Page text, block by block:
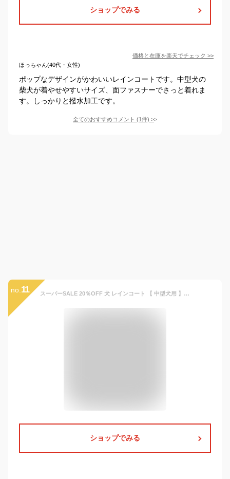
ショップでみる
価格と在庫を楽天でチェック >>
ほっちゃん(40代・女性)
ポップなデザインがかわいいレインコートです。中型犬の
柴犬が着やせやすいサイズ、面ファスナーでさっと着れま
す。しっかりと撥水加工です。
全てのおすすめコメント (1件) >
no. 11 スーパーSALE 20％OFF 犬 レインコート 【 中型犬用 】ポンチョ 裏地メッシュ 花粉をよせつけない特殊生地 簡単着用 柴犬 リード通し穴付き オリジナル 柴笑顔 カッパ 雨具 赤 青 撥水 着せやすい ストレスなし レッド ブルー カチッと留め 可愛い 雨の日 犬服
ショップでみる